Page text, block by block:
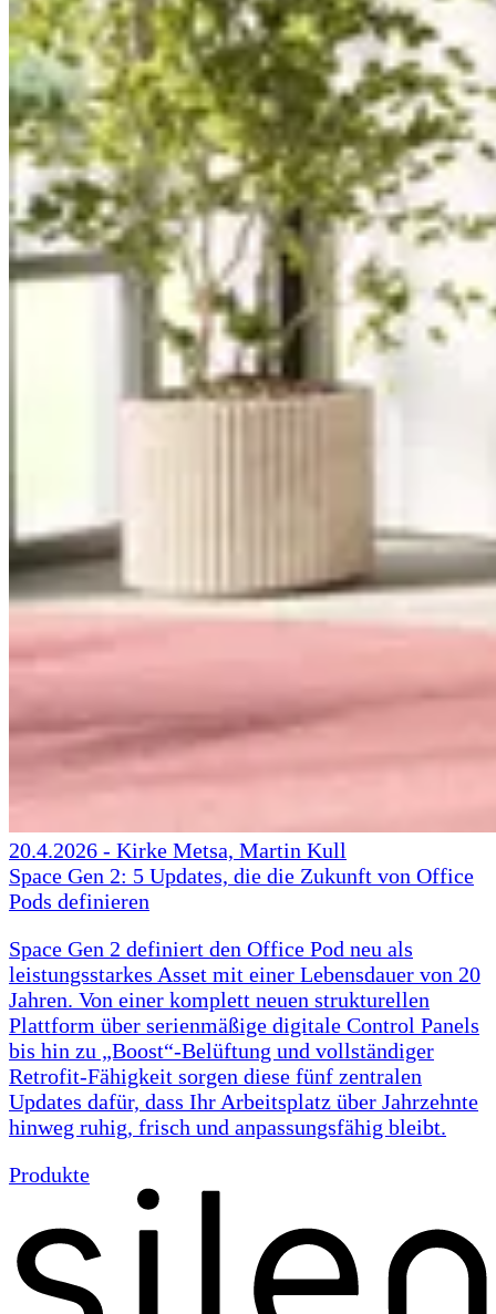
20.4.2026 - Kirke Metsa, Martin Kull
Space Gen 2: 5 Updates, die die Zukunft von Office
Pods definieren
Space Gen 2 definiert den Office Pod neu als
leistungsstarkes Asset mit einer Lebensdauer von 20
Jahren. Von einer komplett neuen strukturellen
Plattform über serienmäßige digitale Control Panels
bis hin zu „Boost“-Belüftung und vollständiger
Retrofit-Fähigkeit sorgen diese fünf zentralen
Updates dafür, dass Ihr Arbeitsplatz über Jahrzehnte
hinweg ruhig, frisch und anpassungsfähig bleibt.
Produkte